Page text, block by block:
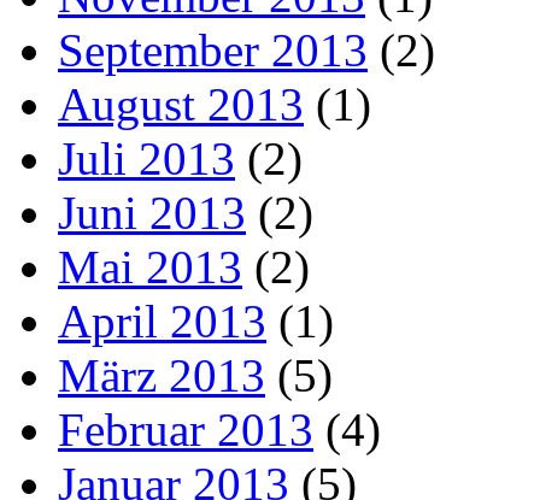
September 2013 (2)
August 2013 (1)
Juli 2013 (2)
Juni 2013 (2)
Mai 2013 (2)
April 2013 (1)
März 2013 (5)
Februar 2013 (4)
Januar 2013 (5)